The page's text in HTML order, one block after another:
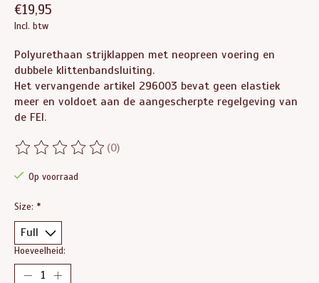
€19,95
Incl. btw
Polyurethaan strijklappen met neopreen voering en
dubbele klittenbandsluiting.
Het vervangende artikel 296003 bevat geen elastiek
meer en voldoet aan de aangescherpte regelgeving van
de FEI.
De beoordeling van dit product is
(0)
Op voorraad
Size: *
Hoeveelheid: